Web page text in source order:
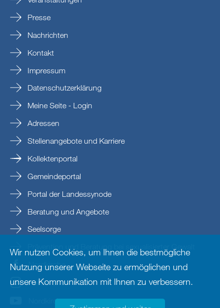
Presse
Nachrichten
Kontakt
Impressum
Datenschutzerklärung
Meine Seite - Login
Adressen
Stellenangebote und Karriere
Kollektenportal
Gemeindeportal
Portal der Landessynode
Beratung und Angebote
Seelsorge
Nordkirche
nordkirche
Nordkirche
Wir nutzen Cookies, um Ihnen die bestmögliche
Nutzung unserer Webseite zu ermöglichen und
unsere Kommunikation mit Ihnen zu verbessern.